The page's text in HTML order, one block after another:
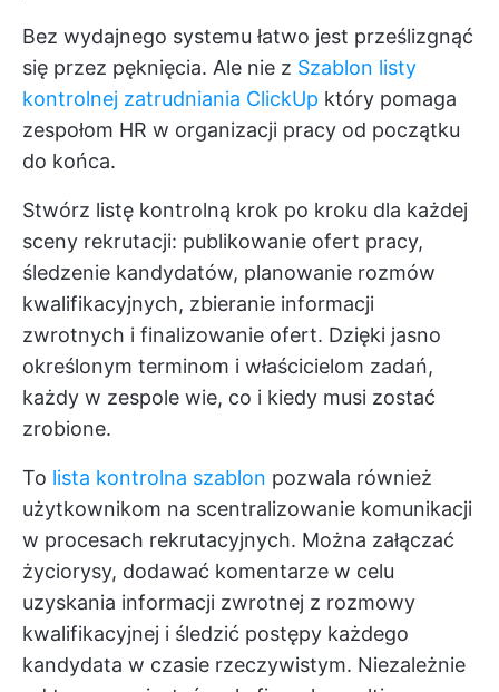
Bez wydajnego systemu łatwo jest prześlizgnąć
się przez pęknięcia. Ale nie z Szablon listy
kontrolnej zatrudniania ClickUp który pomaga
zespołom HR w organizacji pracy od początku
do końca.
Stwórz listę kontrolną krok po kroku dla każdej
sceny rekrutacji: publikowanie ofert pracy,
śledzenie kandydatów, planowanie rozmów
kwalifikacyjnych, zbieranie informacji
zwrotnych i finalizowanie ofert. Dzięki jasno
określonym terminom i właścicielom zadań,
każdy w zespole wie, co i kiedy musi zostać
zrobione.
To lista kontrolna szablon pozwala również
użytkownikom na scentralizowanie komunikacji
w procesach rekrutacyjnych. Można załączać
życiorysy, dodawać komentarze w celu
uzyskania informacji zwrotnej z rozmowy
kwalifikacyjnej i śledzić postępy każdego
kandydata w czasie rzeczywistym. Niezależnie